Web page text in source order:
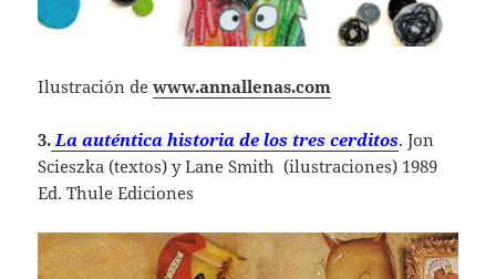
Ilustración dewww.annallenas.com
3. La auténtica historia de los tres cerditos. Jon
Scieszka (textos) y Lane Smith (ilustraciones) 1989
Ed. Thule Ediciones